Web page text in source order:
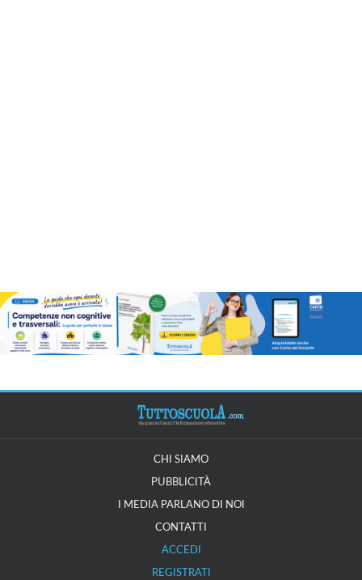
CHI SIAMO
PUBBLICITÀ
I MEDIA PARLANO DI NOI
CONTATTI
ACCEDI
REGISTRATI